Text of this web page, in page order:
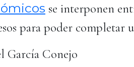
se interponen
para poder completar
García Conejo